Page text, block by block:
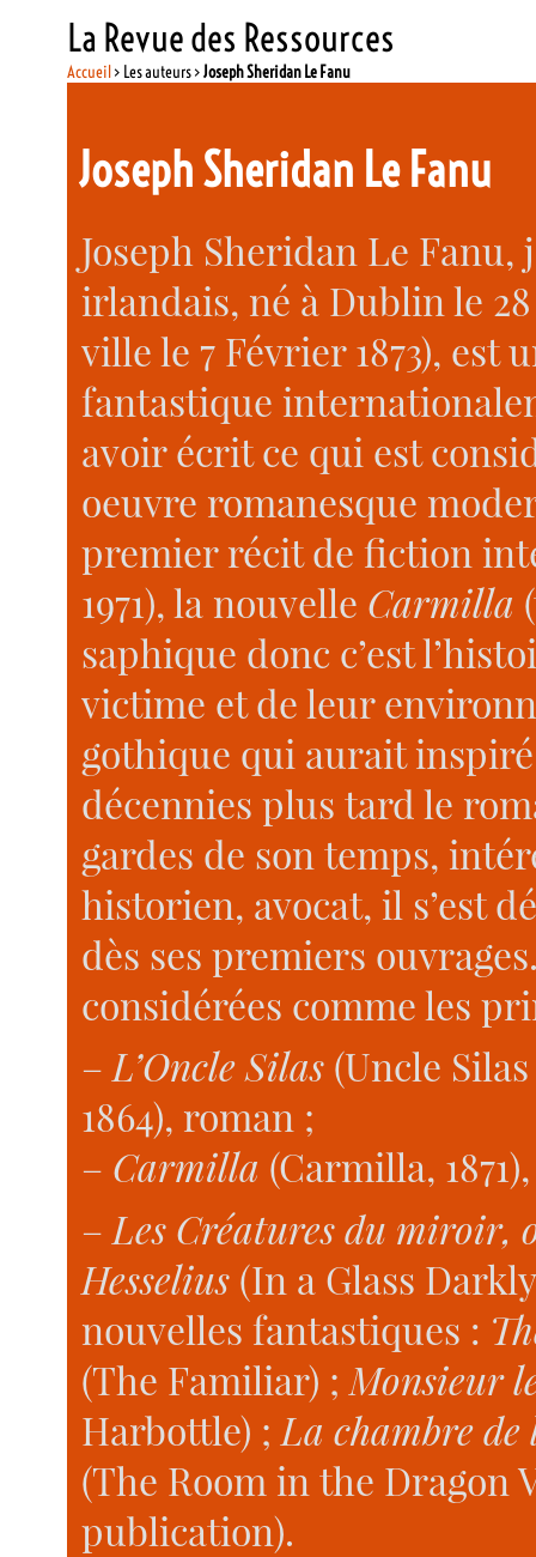
La Revue des Ressources
Accueil> Les auteurs >Joseph Sheridan Le Fanu
Joseph Sheridan Le Fanu
Joseph Sheridan Le
irlandais, né à Dublin le
ville le 7 Février 1873),
fantastique
avoir écrit ce qui est
oeuvre romanesque
premier récit de fiction
1971), la nouvelle Carmilla
saphique donc c’est
victime et de leur
gothique qui aurait
décennies plus tard le
gardes de son temps,
historien, avocat, il s’est
dès ses premiers
considérées comme les
– L’Oncle Silas(Uncle
1864), roman ;
– Carmilla (Carmilla,
– Les Créatures du miroir,
Hesselius(In a Glass
nouvelles fantastiques :
(The Familiar) ; Monsieur
Harbottle) ; La chambre
(The Room in the Dragon
publication).